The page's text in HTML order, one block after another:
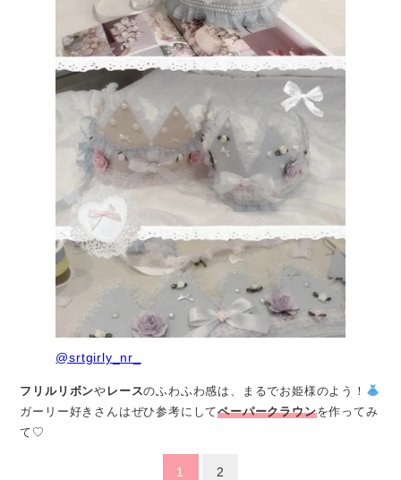
@srtgirly_nr_
フリルリボンや レースのふわふわ感は、まるでお姫様のよう！
ガーリー好きさんはぜひ参考にしてペーパークラウンを作ってみ
て♡
1 2